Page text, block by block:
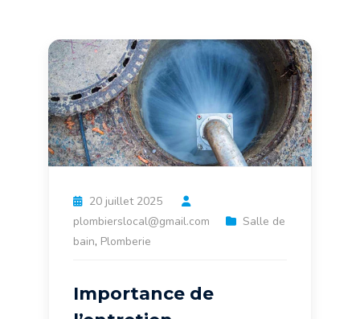
20 juillet 2025
plombierslocal@gmail.com
Salle de
bain, Plomberie
Importance de